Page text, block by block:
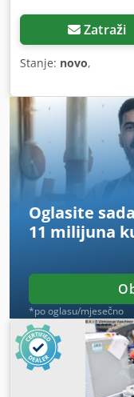
Zatraži
Stanje: novo,
Oglasite
11 milijuna
*po oglasu/mjesečno